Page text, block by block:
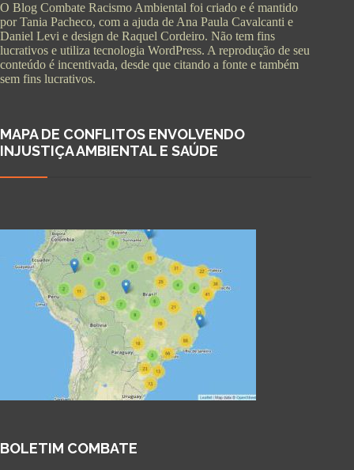
O Blog Combate Racismo Ambiental foi criado e é mantido
por Tania Pacheco, com a ajuda de Ana Paula Cavalcanti e
Daniel Levi e design de Raquel Cordeiro. Não tem fins
lucrativos e utiliza tecnologia WordPress. A reprodução de seu
conteúdo é incentivada, desde que citando a fonte e também
sem fins lucrativos.
MAPA DE CONFLITOS ENVOLVENDO
INJUSTIÇA AMBIENTAL E SAÚDE
BOLETIM COMBATE